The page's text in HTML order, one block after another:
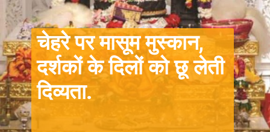
चेहरे पर मासूम मुस्कान,
दर्शकों के दिलों को छू लेती
दिव्यता.